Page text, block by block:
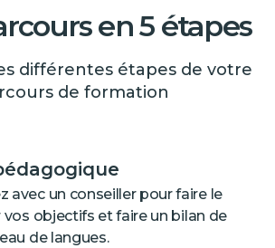
en 5 étapes
différentes étapes de votre
de formation
avec un conseiller pour faire le
vos objectifs et faire un bilan de
de langues.